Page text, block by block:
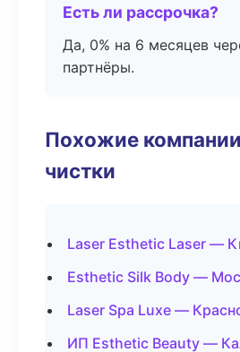
Есть ли рассрочка?
Да, 0% на 6 месяцев
партнёры.
Похожие
чистки
Laser Esthetic Laser —
Esthetic Silk Body —
Laser Spa Luxe —
ИП Esthetic Beauty —